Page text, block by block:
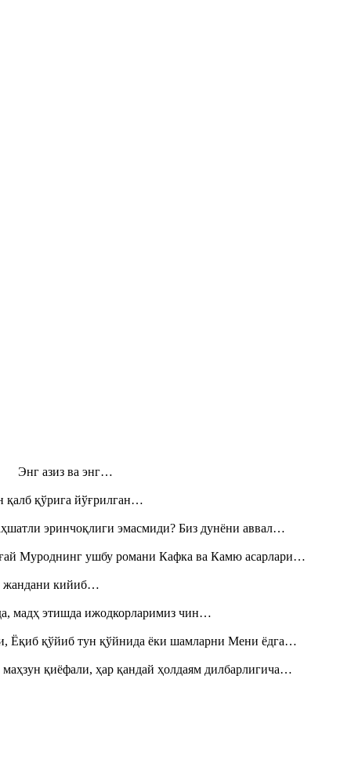
Энг азиз ва энг…
қалб қўрига йўғрилган…
эринчоқлиги эмасмиди? Биз дунёни аввал…
Муроднинг ушбу романи Кафка ва Камю асарлари…
жандани кийиб…
мадҳ этишда ижодкорларимиз чин…
Ёқиб қўйиб тун қўйнида ёки шамларни Мени ёдга…
қиёфали, ҳар қандай ҳолдаям дилбарлигича…